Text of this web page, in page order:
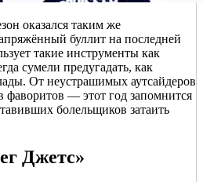
оказался таким же
буллит на последней
такие инструменты как
сумели предугадать, как
От неустрашимых аутсайдеров
фаворитов — этот год запомнится
болельщиков затаить
Джетс»